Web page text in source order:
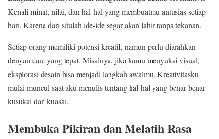
Kenali minat, nilai, dan hal-hal yang membuatmu antusias setiap
hari. Karena dari situlah ide-ide segar akan lahir tanpa tekanan.
Setiap orang memiliki potensi kreatif, namun perlu diarahkan
dengan cara yang tepat. Misalnya, jika kamu menyukai visual,
eksplorasi desain bisa menjadi langkah awalmu. Kreativitasku
mulai muncul saat aku menulis tentang hal-hal yang benar-benar
kusukai dan kuasai.
Membuka Pikiran dan Melatih Rasa